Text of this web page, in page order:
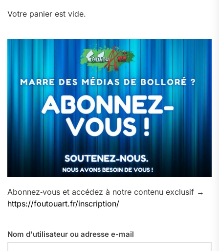
Votre panier est vide.
Abonnez‑vous et accédez à notre contenu exclusif →
https://foutouart.fr/inscription/
Nom d'utilisateur ou adresse e-mail